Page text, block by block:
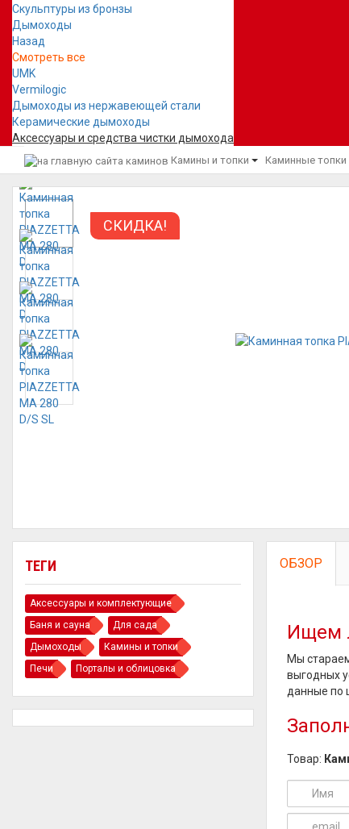
Скульптуры из бронзы
Дымоходы
Назад
Смотреть все
UMK
Vermilogic
Дымоходы из нержавеющей стали
Керамические дымоходы
Аксессуары и средства чистки дымохода
Камины и топки Каминные топки
СКИДКА!
ТЕГИ
Аксессуары и комплектующие
Баня и сауна
Для сада
Дымоходы
Камины и топки
Печи
Порталы и облицовка
ОБЗОР
Ищем
Мы
выгодных
данные по
Товар: